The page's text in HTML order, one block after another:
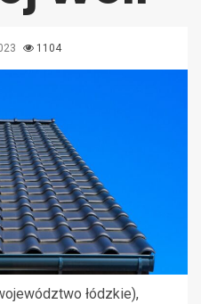
1104
łódzkie),